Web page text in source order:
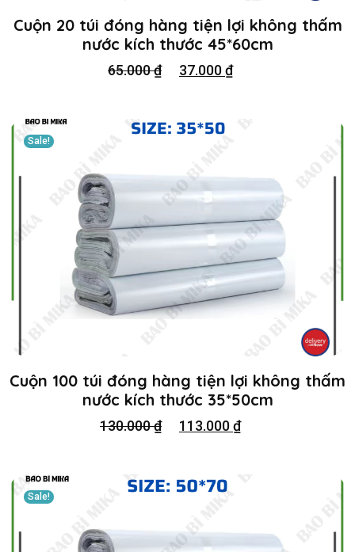
Cuộn 20 túi đóng hàng tiện lợi không thấm
nước kích thước 45*60cm
65.000₫ 37.000₫
Sale!
Cuộn 100 túi đóng hàng tiện lợi không thấm
nước kích thước 35*50cm
130.000₫ 113.000₫
Sale!